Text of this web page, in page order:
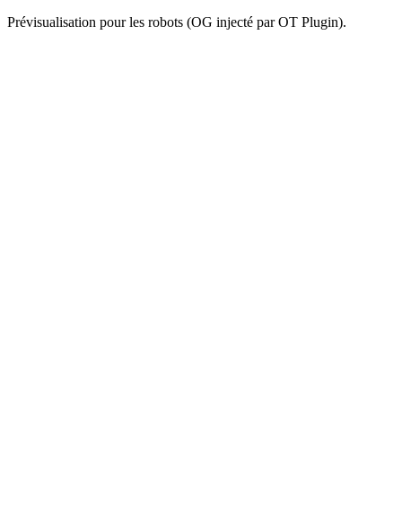
Prévisualisation pour les robots (OG injecté par OT Plugin).